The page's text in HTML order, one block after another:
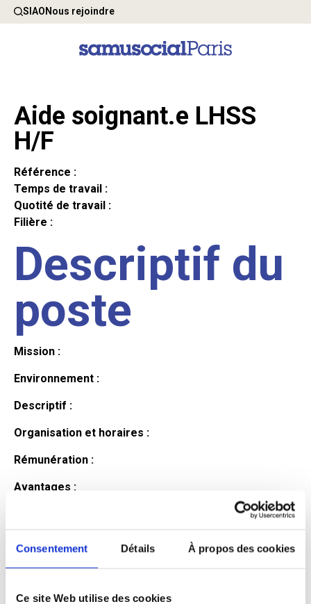
Consentement Détails À propos des cookies
Ce site Web utilise des cookies
SIAONous rejoindre
Aide soignant.e LHSS
H/F
Référence :
Temps de travail :
Quotité de travail :
Filière :
Descriptif du
poste
Mission :
Environnement :
Descriptif :
Organisation et horaires :
Rémunération :
Avantages :
Profil du
candidat